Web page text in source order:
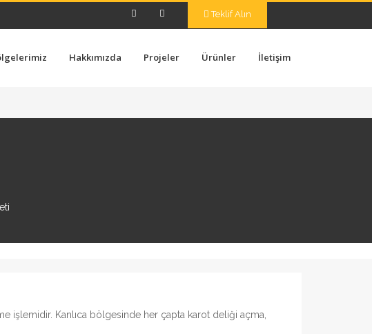
Teklif Alın
Hakkımızda Projeler Ürünler İletişim
işlemidir. Kanlıca bölgesinde her çapta karot deliği açma,